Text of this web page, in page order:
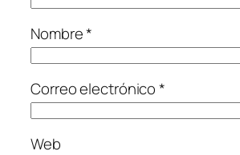
Nombre*
Correo electrónico*
Web